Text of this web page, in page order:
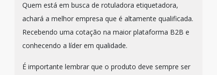
Quem está em busca de rotuladora etiquetadora,
achará a melhor empresa que é altamente qualificada.
Recebendo uma cotação na maior plataforma B2B e
conhecendo a líder em qualidade.
É importante lembrar que o produto deve sempre ser